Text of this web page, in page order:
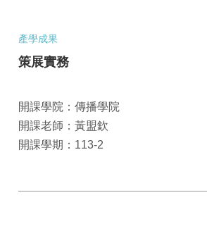
產學成果
策展實務
開課學院：傳播學院
開課老師：黃盟欽
開課學期：113-2